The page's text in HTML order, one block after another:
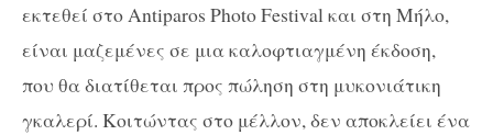
εκτεθεί στο Antiparos Photo Festival και στη Μήλο,
είναι μαζεμένες σε μια καλοφτιαγμένη έκδοση,
που θα διατίθεται προς πώληση στη μυκονιάτικη
γκαλερί. Κοιτώντας στο μέλλον, δεν αποκλείει ένα